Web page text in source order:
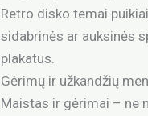
Retro disko temai
sidabrinės ar auksinės
plakatus.
Gėrimų ir užkandžių
Maistas ir gėrimai – ne